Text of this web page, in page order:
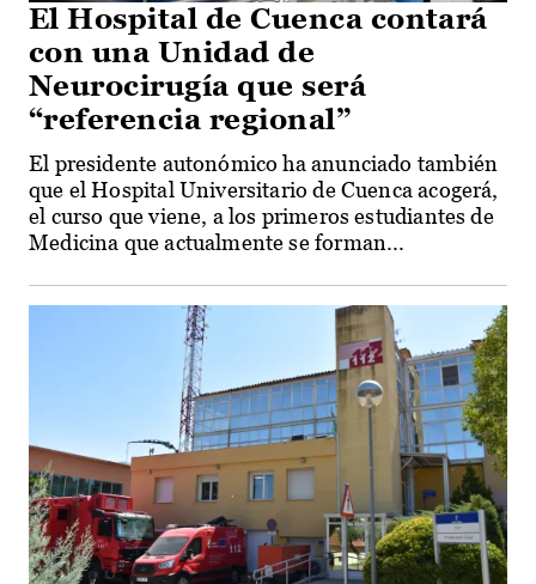
El Hospital de Cuenca contará
con una Unidad de
Neurocirugía que será
“referencia regional”
El presidente autonómico ha anunciado también
que el Hospital Universitario de Cuenca acogerá,
el curso que viene, a los primeros estudiantes de
Medicina que actualmente se forman...